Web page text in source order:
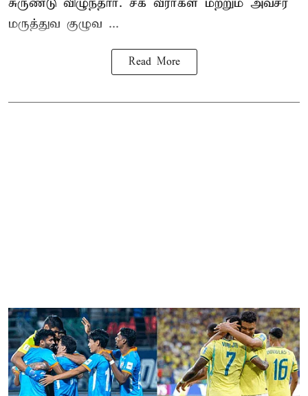
மருத்துவ குழுவ ...
Read More